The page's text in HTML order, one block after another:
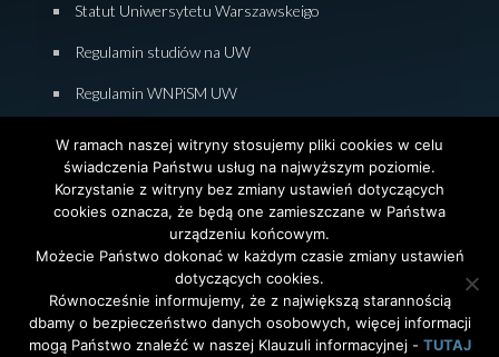
Statut Uniwersytetu Warszawskeigo
Regulamin studiów na UW
Regulamin WNPiSM UW
Deklaracja dostępności WNPiSM
© 2026 Wydział Nauk Politycznych i Studiów
Międzynarodowych. Uniwersytet Warszawski. All Rights
Reserved. Projekt i realizacja stronyAgencjaInterAktywni
W ramach naszej witryny stosujemy pliki cookies w celu
świadczenia Państwu usług na najwyższym poziomie.
Korzystanie z witryny bez zmiany ustawień dotyczących
cookies oznacza, że będą one zamieszczane w Państwa
urządzeniu końcowym.
Możecie Państwo dokonać w każdym czasie zmiany ustawień
dotyczących cookies.
Równocześnie informujemy, że z największą starannością
dbamy o bezpieczeństwo danych osobowych, więcej informacji
mogą Państwo znaleźć w naszej Klauzuli informacyjnej - TUTAJ